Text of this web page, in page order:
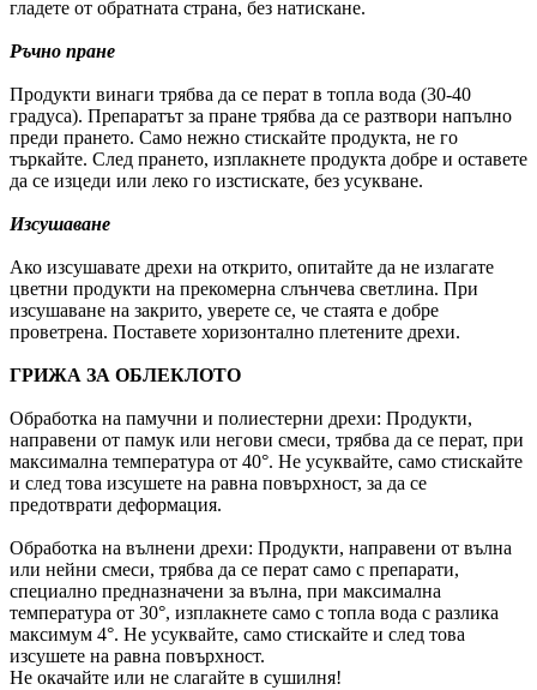
гладете от обратната страна, без натискане.
Ръчно пране
Продукти винаги трябва да се перат в топла вода (30-40
градуса). Препаратът за пране трябва да се разтвори напълно
преди прането. Само нежно стискайте продукта, не го
търкайте. След прането, изплакнете продукта добре и оставете
да се изцеди или леко го изстискате, без усукване.
Изсушаване
Ако изсушавате дрехи на открито, опитайте да не излагате
цветни продукти на прекомерна слънчева светлина. При
изсушаване на закрито, уверете се, че стаята е добре
проветрена. Поставете хоризонтално плетените дрехи.
ГРИЖА ЗА ОБЛЕКЛОТО
Обработка на памучни и полиестерни дрехи: Продукти,
направени от памук или негови смеси, трябва да се перат, при
максимална температура от 40°. Не усуквайте, само стискайте
и след това изсушете на равна повърхност, за да се
предотврати деформация.
Обработка на вълнени дрехи: Продукти, направени от вълна
или нейни смеси, трябва да се перат само с препарати,
специално предназначени за вълна, при максимална
температура от 30°, изплакнете само с топла вода с разлика
максимум 4°. Не усуквайте, само стискайте и след това
изсушете на равна повърхност.
Не окачайте или не слагайте в сушилня!